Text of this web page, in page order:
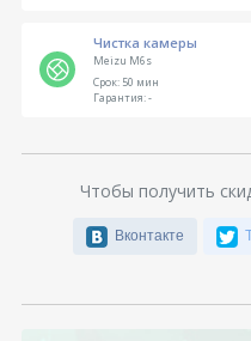
Чистка камеры
Meizu M6s
Срок:50 мин
Гарантия:-
Чтобы получить
Вконтакте